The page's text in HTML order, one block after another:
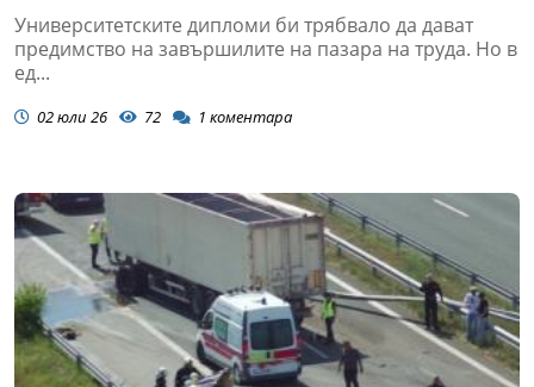
Университетските дипломи би трябвало да дават
предимство на завършилите на пазара на труда. Но в
ед...
02 юли 26 72 1 коментара